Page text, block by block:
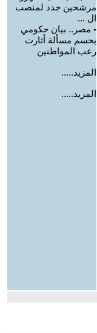
مرشحين جدد لمنصب
ال ...
- مصر.. بيان حكومي
يحسم مسألة أثارت
رعب المواطنين
المزيد.....
المزيد.....